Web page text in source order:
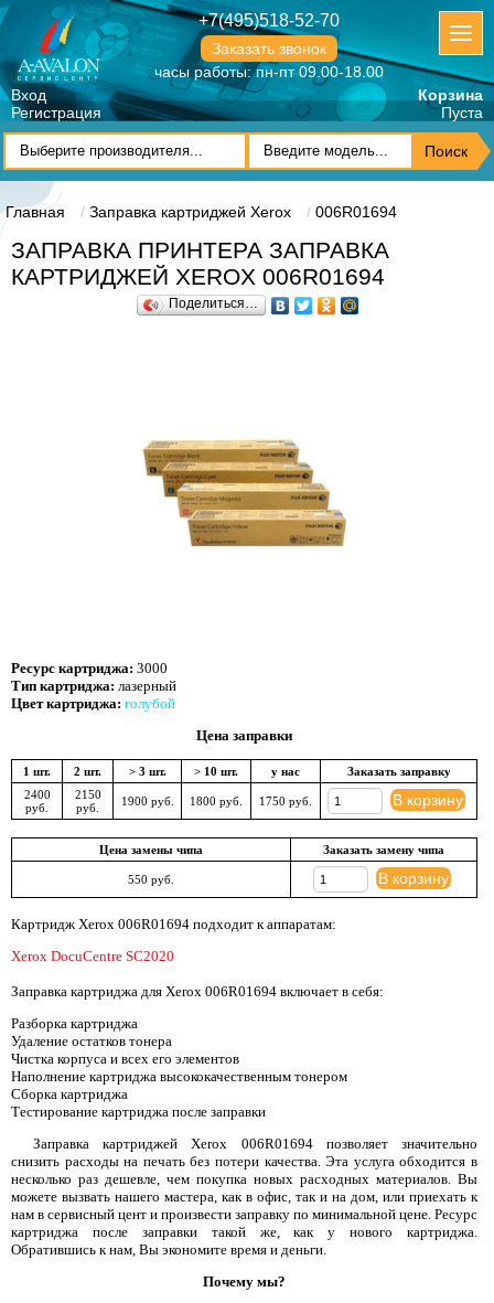
+7(495)518-52-70
Заказать звонок
часы работы: пн-пт 09.00-18.00
Вход
Регистрация
Корзина
Пуста
Главная Заправка картриджей Xerox 006R01694
ЗАПРАВКА ПРИНТЕРА ЗАПРАВКА
КАРТРИДЖЕЙ XEROX 006R01694
Поделиться…
Ресурс картриджа: 3000
Тип картриджа: лазерный
Цвет картриджа: голубой
Цена заправки
1 шт. 2 шт. > 3 шт. > 10 шт. у нас
Заказать заправку
2400
руб.
2150
руб.
1900 руб. 1800 руб. 1750 руб. В корзину
Цена замены чипа Заказать замену чипа
550 руб. В корзину
Картридж Xerox 006R01694 подходит к аппаратам:
Xerox DocuCentre SC2020
Заправка картриджа для Xerox 006R01694 включает в себя:
Разборка картриджа
Удаление остатков тонера
Чистка корпуса и всех его элементов
Наполнение картриджа высококачественным тонером
Сборка картриджа
Тестирование картриджа после заправки
Заправка картриджей Xerox 006R01694 позволяет значительно
снизить расходы на печать без потери качества. Эта услуга обходится в
несколько раз дешевле, чем покупка новых расходных материалов. Вы
можете вызвать нашего мастера, как в офис, так и на дом, или приехать к
нам в сервисный цент и произвести заправку по минимальной цене. Ресурс
картриджа после заправки такой же, как у нового картриджа.
Обратившись к нам, Вы экономите время и деньги.
Почему мы?